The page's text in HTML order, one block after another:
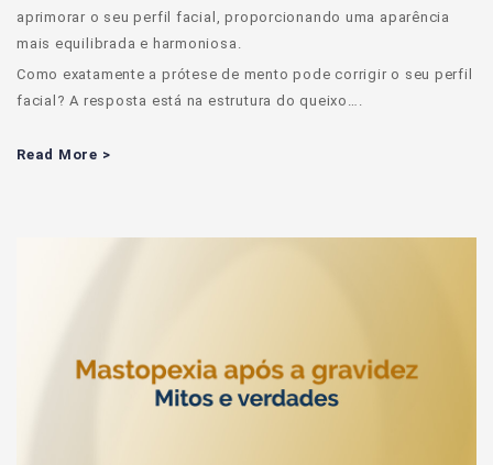
aprimorar o seu perfil facial, proporcionando uma aparência
mais equilibrada e harmoniosa.
Como exatamente a prótese de mento pode corrigir o seu perfil
facial? A resposta está na estrutura do queixo….
Read More >